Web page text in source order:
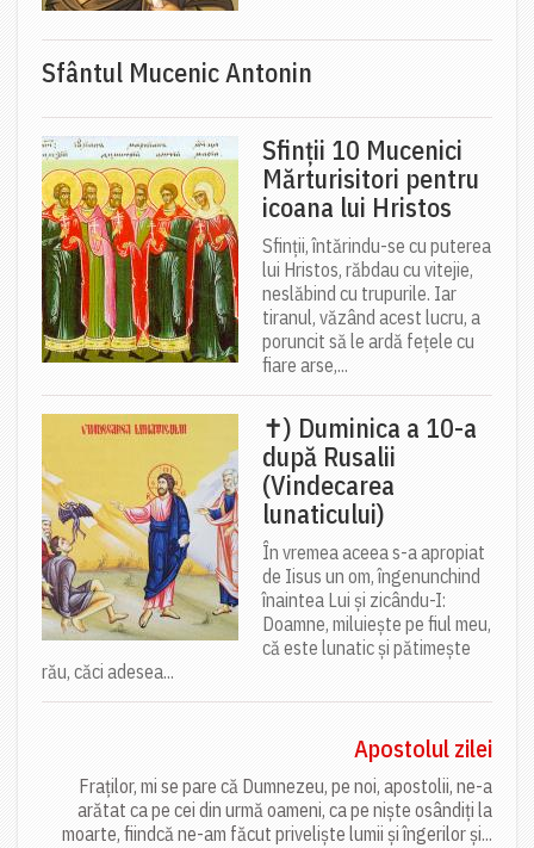
Sfântul Mucenic Antonin
Sfinții 10 Mucenici
Mărturisitori pentru
icoana lui Hristos
Sfinții, întărindu-se cu puterea
lui Hristos, răbdau cu vitejie,
neslăbind cu trupurile. Iar
tiranul, văzând acest lucru, a
poruncit să le ardă fețele cu
fiare arse,...
✝) Duminica a 10-a
după Rusalii
(Vindecarea
lunaticului)
În vremea aceea s-a apropiat
de Iisus un om, îngenunchind
înaintea Lui și zicându-I:
Doamne, miluiește pe fiul meu,
că este lunatic și pătimește
rău, căci adesea...
Apostolul zilei
Fraților, mi se pare că Dumnezeu, pe noi, apostolii, ne-a
arătat ca pe cei din urmă oameni, ca pe niște osândiți la
moarte, fiindcă ne-am făcut priveliște lumii și îngerilor și...